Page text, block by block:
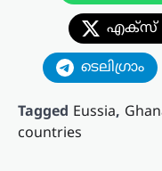
എക്സ്
ടെലിഗ്രാം
Tagged Eussia,
countries